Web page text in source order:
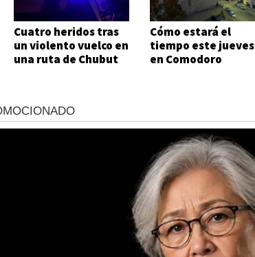
Cuatro heridos tras
un violento vuelco en
una ruta de Chubut
Cómo estará el
tiempo este jueves
en Comodoro